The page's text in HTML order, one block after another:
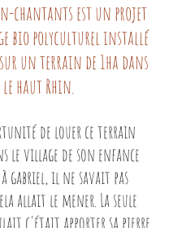
chantants est un projet
bio polyculturel installé
un terrain de 1ha dans
le haut Rhin.
de louer ce terrain
le village de son enfance
gabriel, il ne savait pas
allait le mener. La seule
c'était apporter sa pierre